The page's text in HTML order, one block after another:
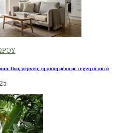
Πως φέρνεις τη φύση μέσα με τεχνητά φυτά